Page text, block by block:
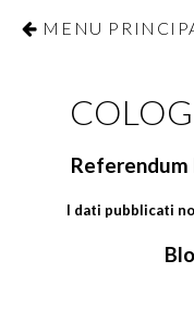
MENU
I dati pubblicati